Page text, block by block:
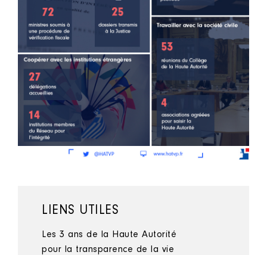
LIENS UTILES
Les 3 ans de la Haute Autorité
pour la transparence de la vie